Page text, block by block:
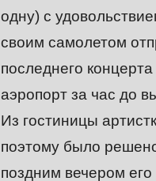
одну) с
своим самолетом
последнего
аэропорт за час до
Из гостиницы
поэтому было
поздним вечером